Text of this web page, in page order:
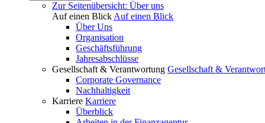
Zur Seitenübersicht: Über uns
Auf einen Blick Auf einen Blick
Über Uns
Organisation
Geschäftsführung
Jahresabschlüsse
Gesellschaft & Verantwortung Gesellschaft &
Corporate Governance
Nachhaltigkeit
Karriere Karriere
Überblick